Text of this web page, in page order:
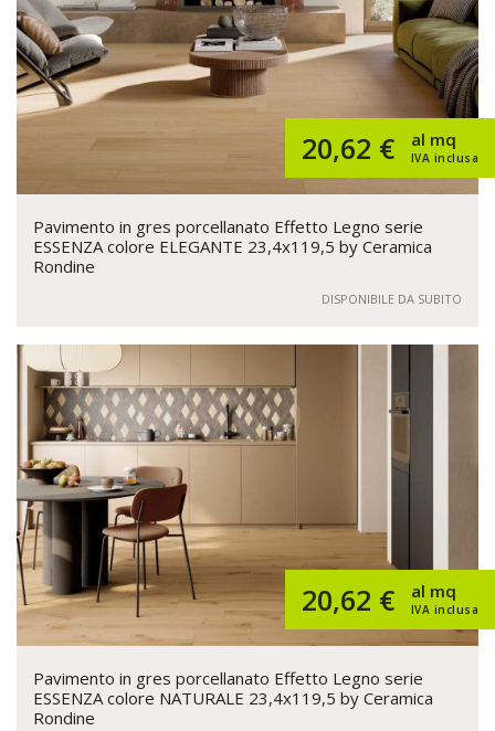
20,62 € IVA inclusa
al mq
Pavimento in gres porcellanato Effetto Legno serie
ESSENZA colore ELEGANTE 23,4x119,5 by Ceramica
Rondine
DISPONIBILE DA SUBITO
20,62 € IVA inclusa
al mq
Pavimento in gres porcellanato Effetto Legno serie
ESSENZA colore NATURALE 23,4x119,5 by Ceramica
Rondine